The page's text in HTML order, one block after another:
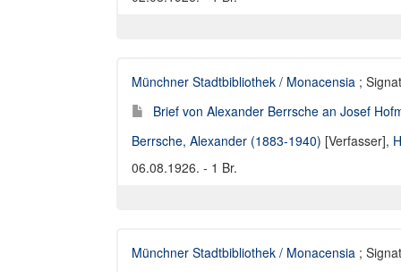
Münchner Stadtbibliothek / Monacensia ;
Brief von Alexander Berrsche an Josef
Berrsche, Alexander (1883-1940) [Verfasser],
06.08.1926. - 1 Br.
Münchner Stadtbibliothek / Monacensia ;